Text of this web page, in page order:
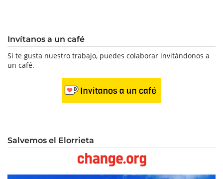
Invítanos a un café
Si te gusta nuestro trabajo, puedes colaborar invitándonos a
un café.
Salvemos el Elorrieta